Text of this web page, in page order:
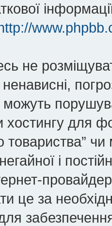
не
можуть
хостингу для
товариства”
і
це за